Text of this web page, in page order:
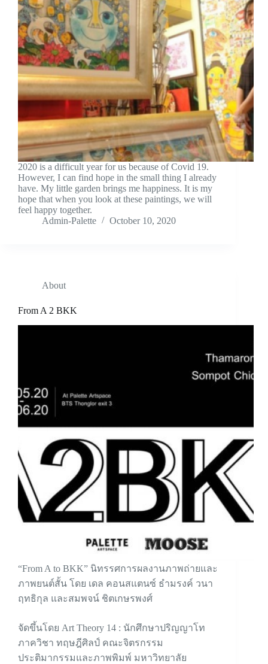
2020 is a difficult year for us because of Covid 19.
However, I can find hope in the small thing I already
have. My little garden brings me happiness. It is my
hope that when you look at these paintings, we will
feel happy together.
Admin-Palette
October 10, 2020
About
From A 2 BKK
“From A to BKK” นิทรรศการผลงานภาพถ่ายและ
ภาพยนต์สั้น โดย เดล คอนสแตนซ์ ธำมรงค์ วนา
ฤทธิกุล และสมพจน์ ชิตเกษรพงศ์
จัดขึ้นโดย Art Theory 14 : นักศึกษาปริญญาโท
ภาควิชา ทฤษฎีศิลป์ คณะจิตรกรรม
ประติมากรรมและภาพพิมพ์ มหาวิทยาลัย